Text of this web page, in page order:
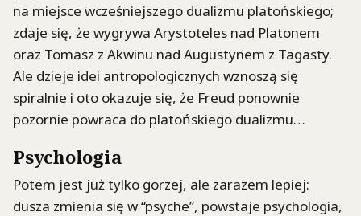
na miejsce wcześniejszego dualizmu platońskiego;
zdaje się, że wygrywa Arystoteles nad Platonem
oraz Tomasz z Akwinu nad Augustynem z Tagasty.
Ale dzieje idei antropologicznych wznoszą się
spiralnie i oto okazuje się, że Freud ponownie
pozornie powraca do platońskiego dualizmu…
Psychologia
Potem jest już tylko gorzej, ale zarazem lepiej:
dusza zmienia się w “psyche”, powstaje psychologia,